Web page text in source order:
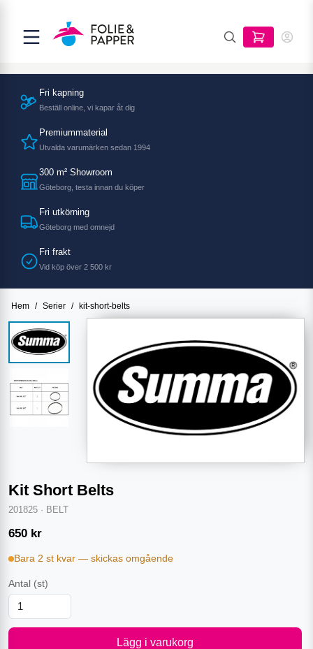
Fri kapning
Beställ online, vi kapar åt dig
Premiummaterial
Utvalda varumärken sedan 1994
300 m² Showroom
Göteborg, testa innan du köper
Fri utkörning
Göteborg med omnejd
Fri frakt
Vid köp över 2 500 kr
Hem / Serier / kit-short-belts
Kit Short Belts
201825 · BELT
650 kr
Bara 2 st kvar — skickas omgående
Antal (st)
Lägg i varukorg